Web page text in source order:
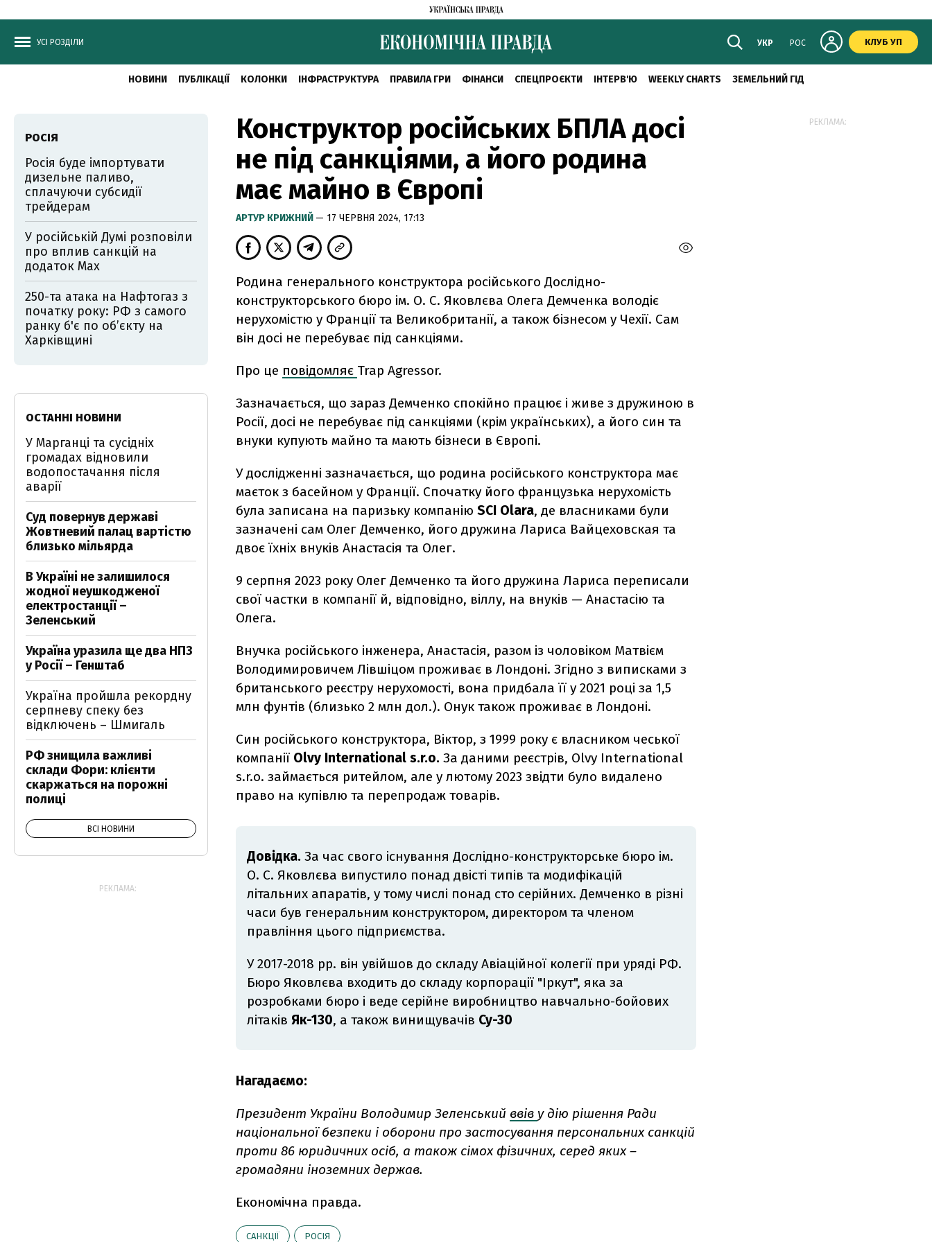
УСІ РОЗДІЛИ УКР РОС КЛУБ УП
НОВИНИ ПУБЛІКАЦІЇ КОЛОНКИ ІНФРАСТРУКТУРА ПРАВИЛА ГРИ ФІНАНСИ СПЕЦПРОЄКТИ ІНТЕРВ'Ю WEEKLY CHARTS ЗЕМЕЛЬНИЙ ГІД
Конструктор російських БПЛА досі
не під санкціями, а його родина
має майно в Європі
АРТУР КРИЖНИЙ — 17 ЧЕРВНЯ 2024, 17:13
Родина генерального конструктора російського Дослідно-
конструкторського бюро ім. О. С. Яковлєва Олега Демченка володіє
нерухомістю у Франції та Великобританії, а також бізнесом у Чехії. Сам
він досі не перебуває під санкціями.
Про це повідомляє Trap Agressor.
Зазначається, що зараз Демченко спокійно працює і живе з дружиною в
Росії, досі не перебуває під санкціями (крім українських), а його син та
внуки купують майно та мають бізнеси в Європі.
У дослідженні зазначається, що родина російського конструктора має
маєток з басейном у Франції. Спочатку його французька нерухомість
була записана на паризьку компанію SCI Olara, де власниками були
зазначені сам Олег Демченко, його дружина Лариса Вайцеховская та
двоє їхніх внуків Анастасія та Олег.
9 серпня 2023 року Олег Демченко та його дружина Лариса переписали
свої частки в компанії й, відповідно, віллу, на внуків — Анастасію та
Олега.
Внучка російського інженера, Анастасія, разом із чоловіком Матвієм
Володимировичем Лівшіцом проживає в Лондоні. Згідно з виписками з
британського реєстру нерухомості, вона придбала її у 2021 році за 1,5
млн фунтів (близько 2 млн дол.). Онук також проживає в Лондоні.
Син російського конструктора, Віктор, з 1999 року є власником чеської
компанії Olvy International s.r.o. За даними реєстрів, Olvy International
s.r.o. займається ритейлом, але у лютому 2023 звідти було видалено
право на купівлю та перепродаж товарів.
Довідка. За час свого існування Дослідно-конструкторське бюро ім.
О. С. Яковлєва випустило понад двісті типів та модифікацій
літальних апаратів, у тому числі понад сто серійних. Демченко в різні
часи був генеральним конструктором, директором та членом
правління цього підприємства.
У 2017-2018 рр. він увійшов до складу Авіаційної колегії при уряді РФ.
Бюро Яковлєва входить до складу корпорації "Іркут", яка за
розробками бюро і веде серійне виробництво навчально-бойових
літаків Як-130, а також винищувачів Су-30
Нагадаємо:
Президент України Володимир Зеленський ввів у дію рішення Ради
національної безпеки і оборони про застосування персональних санкцій
проти 86 юридичних осіб, а також сімох фізичних, серед яких –
громадяни іноземних держав.
Економічна правда.
САНКЦІЇ РОСІЯ
РОСІЯ
Росія буде імпортувати
дизельне паливо,
сплачуючи субсидії
трейдерам
У російській Думі розповіли
про вплив санкцій на
додаток Мах
250-та атака на Нафтогаз з
початку року: РФ з самого
ранку б'є по об’єкту на
Харківщині
ОСТАННІ НОВИНИ
У Марганці та сусідніх
громадах відновили
водопостачання після
аварії
Суд повернув державі
Жовтневий палац вартістю
близько мільярда
В Україні не залишилося
жодної неушкодженої
електростанції –
Зеленський
Україна уразила ще два НПЗ
у Росії – Генштаб
Україна пройшла рекордну
серпневу спеку без
відключень – Шмигаль
РФ знищила важливі
склади Фори: клієнти
скаржаться на порожні
полиці
ВСІ НОВИНИ
РЕКЛАМА:
РЕКЛАМА: